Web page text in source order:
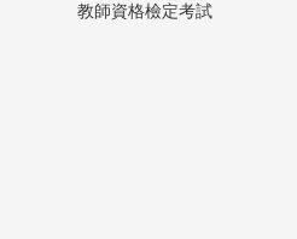
教師資格檢定考試